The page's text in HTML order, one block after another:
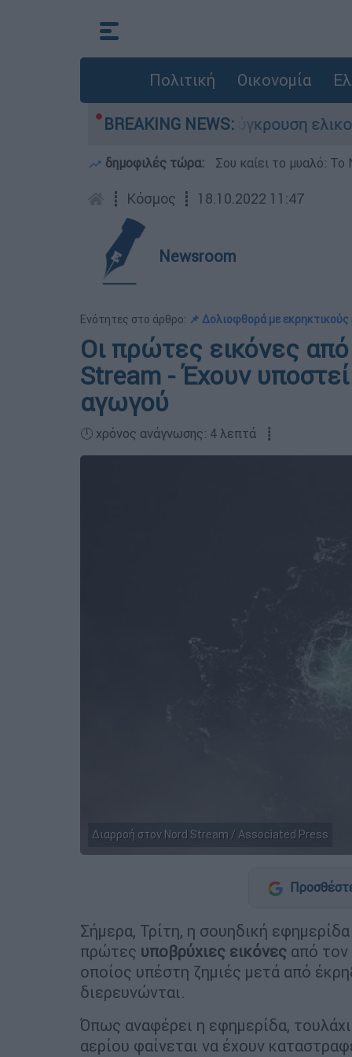
Πολιτική Οικονομία
BREAKING NEWS:
τη ζωή του στη σύγκρουση ελικοπτέρων
δημοφιλές τώρα: Σου καίει το μυαλό:
┋ Κόσμος ┋ 18.10.2022 11:47
Newsroom
Ενότητες στο άρθρο: 📌 Δολιοφθορά με εκρηκτικούς
Οι πρώτες εικόνες
Stream - Έχουν
αγωγού
🕛 χρόνος ανάγνωσης: 4 λεπτά ┋
Διαρροή στον Nord Stream / Associated Press
Σήμερα, Τρίτη, η σουηδική
πρώτες υποβρύχιες εικόνες από
οποίος υπέστη ζημιές μετά από
διερευνώνται.
Όπως αναφέρει η εφημερίδα,
αερίου φαίνεται να έχουν